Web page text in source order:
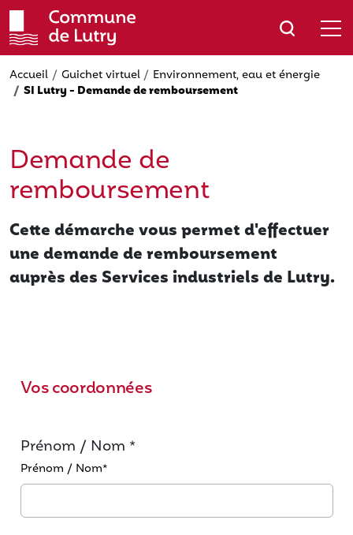
Aller
au
contenu
principal
Accueil Guichet virtuel
Environnement, eau et énergie
SI Lutry - Demande de remboursement
Demande de
remboursement
Cette démarche vous permet d'effectuer
une demande de remboursement
auprès des Services industriels de Lutry.
Vos coordonnées
Prénom / Nom *
Prénom / Nom*